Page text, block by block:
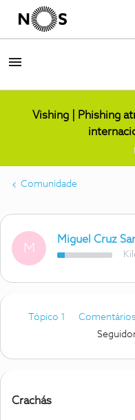
Vishing | Phishing
Comunidade
M
Miguel Cruz
Tópico 1
Crachás